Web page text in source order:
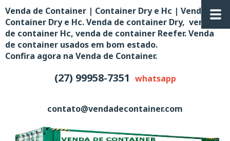
Venda de Container | Container Dry e Hc | Venda de
Container Dry e Hc. Venda de container Dry, venda
de container Hc, venda de container Reefer. Venda
de container usados em bom estado.
Confira agora na Venda de Container.
(27) 99958-7351 whatsapp
contato@vendadecontainer.com